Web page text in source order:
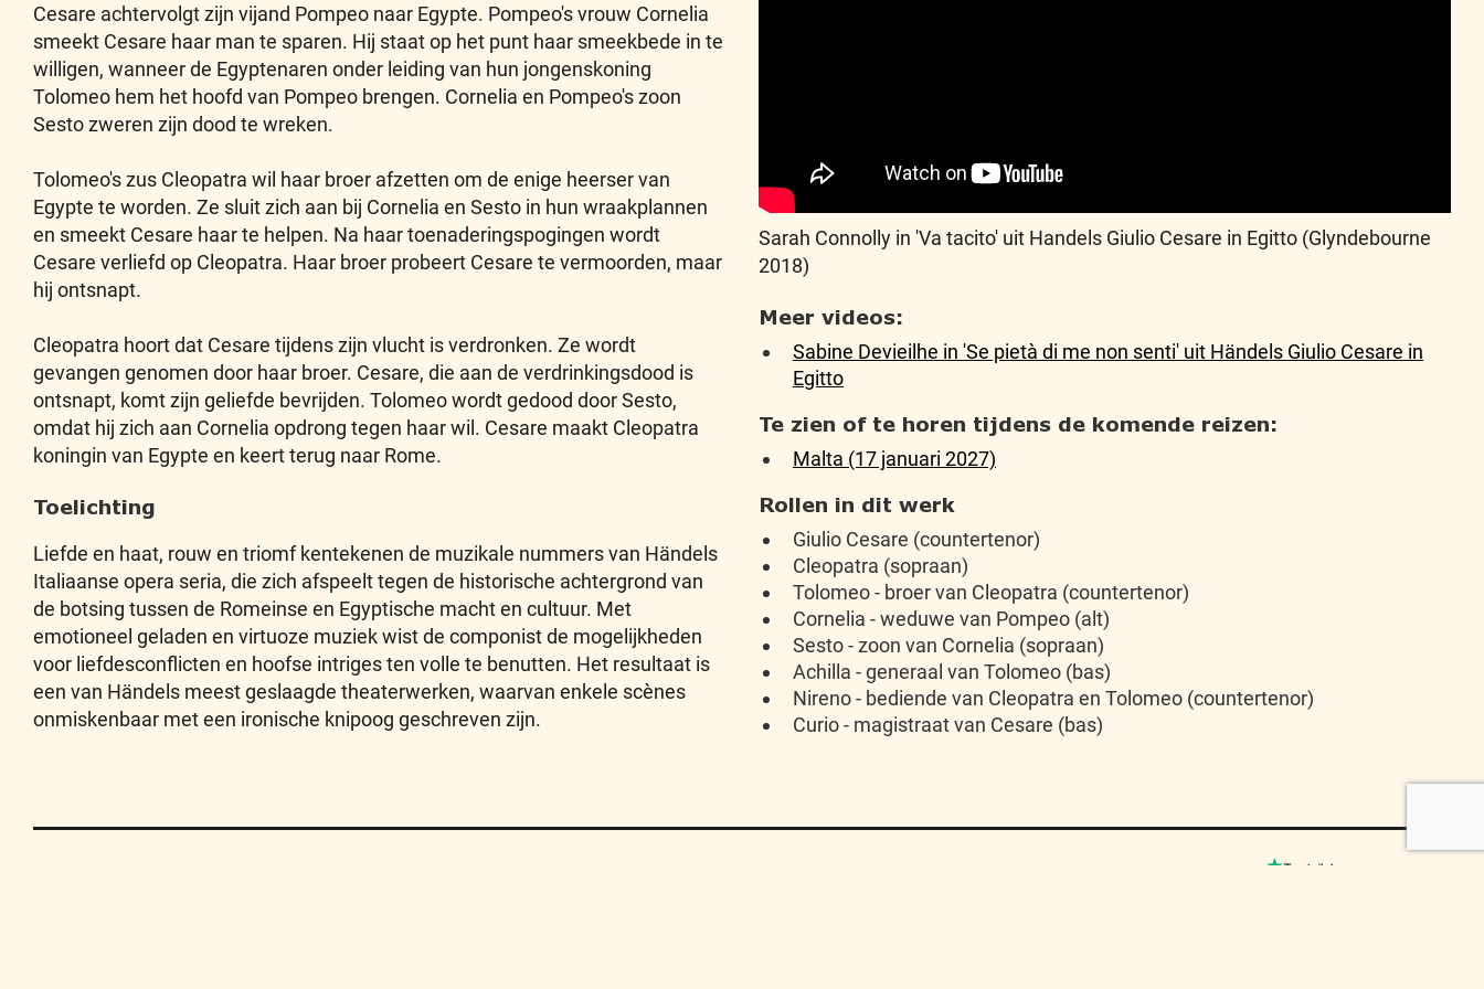
Cesare achtervolgt zijn vijand Pompeo naar Egypte. Pompeo's vrouw Cornelia
smeekt Cesare haar man te sparen. Hij staat op het punt haar smeekbede in te
willigen, wanneer de Egyptenaren onder leiding van hun jongenskoning
Tolomeo hem het hoofd van Pompeo brengen. Cornelia en Pompeo's zoon
Sesto zweren zijn dood te wreken.
Tolomeo's zus Cleopatra wil haar broer afzetten om de enige heerser van
Egypte te worden. Ze sluit zich aan bij Cornelia en Sesto in hun wraakplannen
en smeekt Cesare haar te helpen. Na haar toenaderingspogingen wordt
Cesare verliefd op Cleopatra. Haar broer probeert Cesare te vermoorden, maar
hij ontsnapt.
Cleopatra hoort dat Cesare tijdens zijn vlucht is verdronken. Ze wordt
gevangen genomen door haar broer. Cesare, die aan de verdrinkingsdood is
ontsnapt, komt zijn geliefde bevrijden. Tolomeo wordt gedood door Sesto,
omdat hij zich aan Cornelia opdrong tegen haar wil. Cesare maakt Cleopatra
koningin van Egypte en keert terug naar Rome.
Toelichting
Liefde en haat, rouw en triomf kentekenen de muzikale nummers van Händels
Italiaanse opera seria, die zich afspeelt tegen de historische achtergrond van
de botsing tussen de Romeinse en Egyptische macht en cultuur. Met
emotioneel geladen en virtuoze muziek wist de componist de mogelijkheden
voor liefdesconflicten en hoofse intriges ten volle te benutten. Het resultaat is
een van Händels meest geslaagde theaterwerken, waarvan enkele scènes
onmiskenbaar met een ironische knipoog geschreven zijn.
Sarah Connolly in 'Va tacito' uit Handels Giulio Cesare in Egitto (Glyndebourne
2018)
Meer videos:
Sabine Devieilhe in 'Se pietà di me non senti' uit Händels Giulio Cesare in
Egitto
Te zien of te horen tijdens de komende reizen:
Malta (17 januari 2027)
Rollen in dit werk
Giulio Cesare (countertenor)
Cleopatra (sopraan)
Tolomeo - broer van Cleopatra (countertenor)
Cornelia - weduwe van Pompeo (alt)
Sesto - zoon van Cornelia (sopraan)
Achilla - generaal van Tolomeo (bas)
Nireno - bediende van Cleopatra en Tolomeo (countertenor)
Curio - magistraat van Cesare (bas)